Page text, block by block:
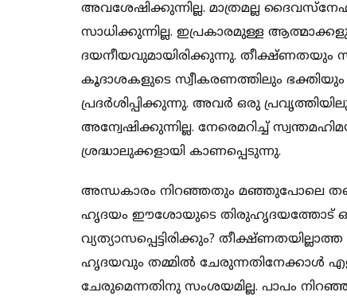
അവശേഷിക്കുന്നില്ല. മാത്രമല്ല
സാധിക്കുന്നില്ല. ഇപ്രകാരമുള്ള
ദയനീയവുമായിരിക്കുന്നു. തീക്ഷ്ണതയും
കൂദാശകളുടെ സ്വീകരണത്തിലും
പ്രദര്‍ശിപ്പിക്കുന്നു. അവര്‍ ഒരു
അന്വേഷിക്കുന്നില്ല. നേരെമറിച്ച്‌
ശ്രദ്ധാലുക്കളായി കാണപ്പെടുന്നു.
അന്ധകാരം നിറഞ്ഞതും മഞ്ഞുപോലെ
ഹൃദയം ഈശോയുടെ തിരുഹൃദയത്തോട്
വ്യത്യാസപ്പെട്ടിരിക്കും?
ഹൃദയവും തമ്മില്‍ ചേരുന്നതിനേക്കാള്‍
ചേരുമെന്നതിനു സംശയമില്ല. പാപം